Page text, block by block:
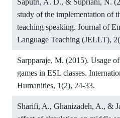
Saputri, A. D., & Supriani, N.
study of the implementation of
teaching speaking. Journal of
Language Teaching (JELLT),
Sarpparaje, M. (2015). Usage
games in ESL classes.
Humanities, 1(2), 24-33.
Sharifi, A., Ghanizadeh, A., &